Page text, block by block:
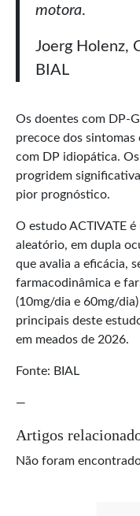
motora.
Joerg Holenz,
BIAL
Os doentes com DP-
precoce dos sintomas
com DP idiopática.
progridem
pior prognóstico.
O estudo ACTIVATE
aleatório, em dupla
que avalia a eficácia,
farmacodinâmica e
(10mg/dia e 60mg/
principais deste
em meados de 2026.
Fonte: BIAL
—
Artigos
Não foram